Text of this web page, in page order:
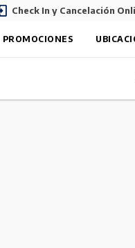
Check In y Cancelación
PROMOCIONES